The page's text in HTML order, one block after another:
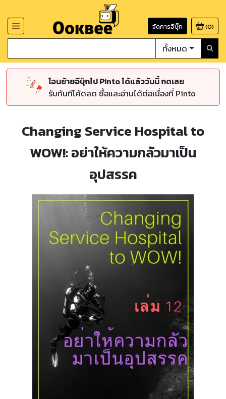
จัดการอีบุ๊ก (0)
ทั้งหมด
โอนย้ายอีบุ๊กไป Pinto ได้แล้ววันนี้ กดเลย
รับทันทีโค้ดลด ซื้อและอ่านได้ต่อเนื่องที่ Pinto
Changing Service Hospital to
WOW!: อย่าให้ความกลัวมาเป็น
อุปสรรค